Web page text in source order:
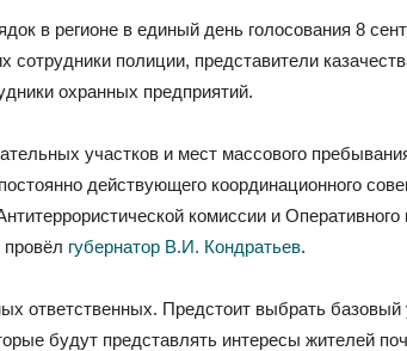
в регионе в единый день голосования 8
сотрудники полиции, представители
охранных предприятий.
участков и мест массового
действующего координационного
комиссии и
провёл губернатор В.И. Кондратьев.
ответственных. Предстоит выбрать базовый
будут представлять интересы жителей